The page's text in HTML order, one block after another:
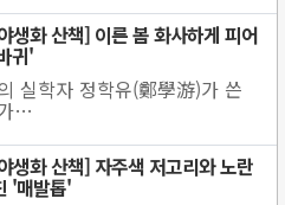
생화 산책] 이른 봄 화사하게 피어
귀'
실학자 정학유(鄭學游)가 쓴
…
생화 산책] 자주색 저고리와 노란
'매발톱'